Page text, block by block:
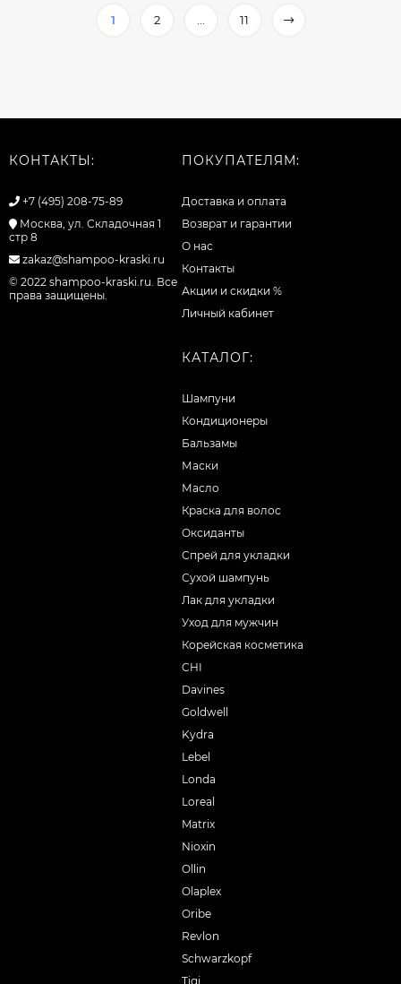
1 2 11
КОНТАКТЫ:
+7 (495) 208-75-89
Москва, ул. Складочная 1
стр 8
zakaz@shampoo-kraski.ru
© 2022 shampoo-kraski.ru. Все
права защищены.
ПОКУПАТЕЛЯМ:
Доставка и оплата
Возврат и гарантии
О нас
Контакты
Акции и скидки %
Личный кабинет
КАТАЛОГ:
Шампуни
Кондиционеры
Бальзамы
Маски
Масло
Краска для волос
Оксиданты
Спрей для укладки
Сухой шампунь
Лак для укладки
Уход для мужчин
Корейская косметика
CHI
Davines
Goldwell
Kydra
Lebel
Londa
Loreal
Matrix
Nioxin
Ollin
Olaplex
Oribe
Revlon
Schwarzkopf
Tigi